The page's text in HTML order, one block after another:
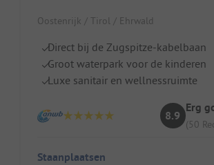
Oostenrijk / Tirol / Ehrwald
Direct bij de Zugspitze-kabelbaan
Groot waterpark voor de kinderen
Luxe sanitair en wellnessruimte
8.9
Erg
(50
Staanplaatsen